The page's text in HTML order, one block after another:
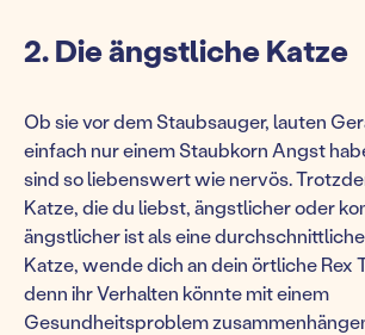
2. Die ängstliche Katze
Ob sie vor dem Staubsauger, lauten
einfach nur einem Staubkorn Angst
sind so liebenswert wie nervös.
Katze, die du liebst, ängstlicher oder
ängstlicher ist als eine
Katze, wende dich an dein örtliche Rex
denn ihr Verhalten könnte mit einem
Gesundheitsproblem